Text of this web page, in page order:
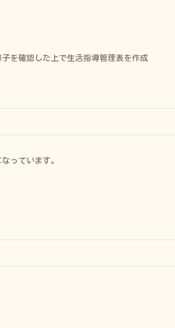
を確認した上で生活指導管理表を作成
っています。